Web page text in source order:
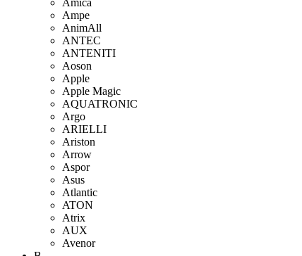
Ampe
AnimAll
ANTEC
ANTENITI
Aoson
Apple
Apple Magic
AQUATRONIC
Argo
ARIELLI
Ariston
Arrow
Aspor
Asus
Atlantic
ATON
Atrix
AUX
Avenor